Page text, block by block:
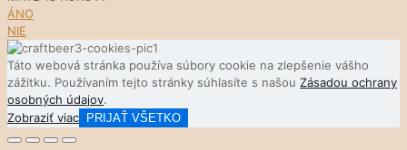
ÁNO
NIE
Táto webová stránka používa súbory cookie na zlepšenie vášho
zážitku. Používaním tejto stránky súhlasíte s našou Zásadou ochrany
osobných údajov.
Zobraziť viac
PRIJAŤ VŠETKO